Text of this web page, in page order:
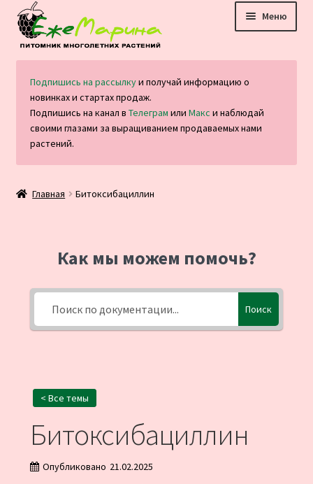
Перейти
к
навигации
Перейти
к
содержимому
Меню
Каталог
Оплата и доставка
Контакты
Подпишись на рассылкуи получай информацию о
новинках и стартах продаж.
Подпишись на канал в Телеграм или Макс и наблюдай
своими глазами за выращиванием продаваемых нами
растений.
Главная Битоксибациллин
Как мы можем помочь?
Поиск
< Все темы
Битоксибациллин
Опубликовано 21.02.2025